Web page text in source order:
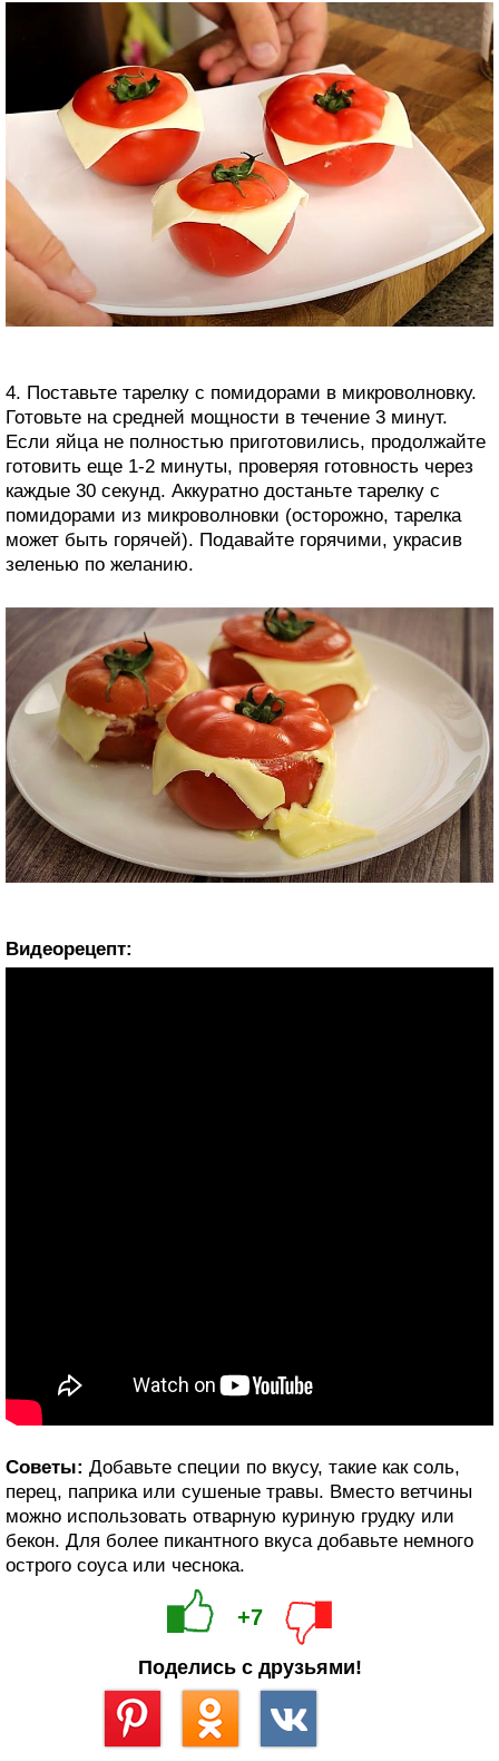
4. Поставьте тарелку с помидорами в микроволновку.
Готовьте на средней мощности в течение 3 минут.
Если яйца не полностью приготовились, продолжайте
готовить еще 1-2 минуты, проверяя готовность через
каждые 30 секунд. Аккуратно достаньте тарелку с
помидорами из микроволновки (осторожно, тарелка
может быть горячей). Подавайте горячими, украсив
зеленью по желанию.
Видеорецепт:
Советы: Добавьте специи по вкусу, такие как соль,
перец, паприка или сушеные травы. Вместо ветчины
можно использовать отварную куриную грудку или
бекон. Для более пикантного вкуса добавьте немного
острого соуса или чеснока.
+7
Поделись с друзьями!